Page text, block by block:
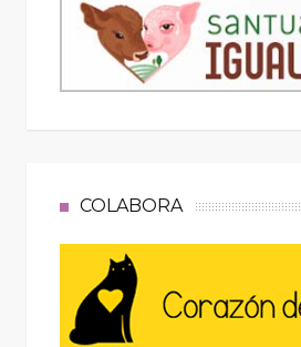
COLABORA